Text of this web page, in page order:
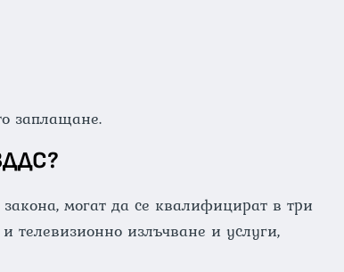
заплащане.
могат да се квалифицират в три
телевизионно излъчване и услуги,